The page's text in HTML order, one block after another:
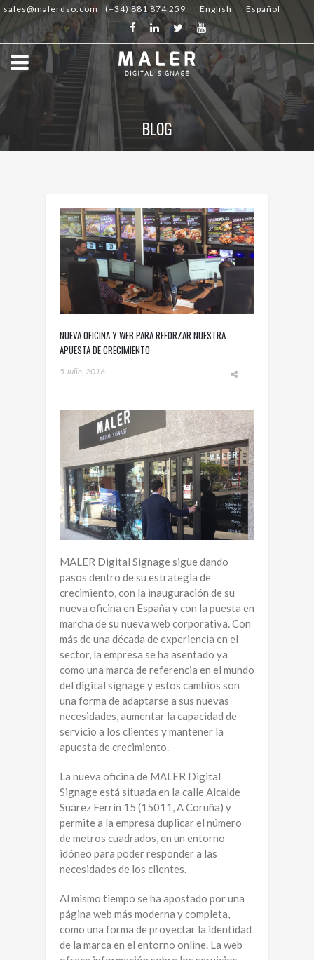
sales@malerdso.com (+34) 881 874 259 English Español
BLOG
NUEVA OFICINA Y WEB PARA REFORZAR NUESTRA
APUESTA DE CRECIMIENTO
5 Julio, 2016
MALER Digital Signage sigue dando
pasos dentro de su estrategia de
crecimiento, con la inauguración de su
nueva oficina en España y con la puesta en
marcha de su nueva web corporativa. Con
más de una década de experiencia en el
sector, la empresa se ha asentado ya
como una marca de referencia en el mundo
del digital signage y estos cambios son
una forma de adaptarse a sus nuevas
necesidades, aumentar la capacidad de
servicio a los clientes y mantener la
apuesta de crecimiento.
La nueva oficina de MALER Digital
Signage está situada en la calle Alcalde
Suárez Ferrín 15 (15011, A Coruña) y
permite a la empresa duplicar el número
de metros cuadrados, en un entorno
idóneo para poder responder a las
necesidades de los clientes.
Al mismo tiempo se ha apostado por una
página web más moderna y completa,
como una forma de proyectar la identidad
de la marca en el entorno online. La web